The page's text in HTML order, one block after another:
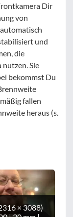
Dir
von
und
die
Sie
bekommst Du
fallen
heraus (s.
× 3088)